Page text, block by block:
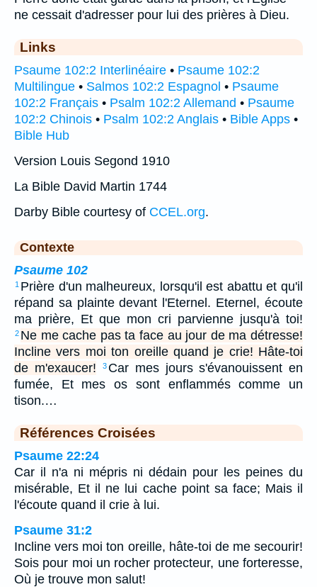
ne cessait d'adresser pour lui des prières à Dieu.
Links
Psaume 102:2 Interlinéaire • Psaume 102:2
Multilingue • Salmos 102:2 Espagnol • Psaume
102:2 Français • Psalm 102:2 Allemand • Psaume
102:2 Chinois • Psalm 102:2 Anglais • Bible Apps •
Bible Hub
Version Louis Segond 1910
La Bible David Martin 1744
Darby Bible courtesy of CCEL.org.
Contexte
Psaume 102
1 Prière d'un malheureux, lorsqu'il est abattu et qu'il
répand sa plainte devant l'Eternel. Eternel, écoute
ma prière, Et que mon cri parvienne jusqu'à toi!
2 Ne me cache pas ta face au jour de ma détresse!
Incline vers moi ton oreille quand je crie! Hâte-toi
de m'exaucer!
3 Car mes jours s'évanouissent en
fumée, Et mes os sont enflammés comme un
tison.…
Références Croisées
Psaume 22:24
Car il n'a ni mépris ni dédain pour les peines du
misérable, Et il ne lui cache point sa face; Mais il
l'écoute quand il crie à lui.
Psaume 31:2
Incline vers moi ton oreille, hâte-toi de me secourir!
Sois pour moi un rocher protecteur, une forteresse,
Où je trouve mon salut!